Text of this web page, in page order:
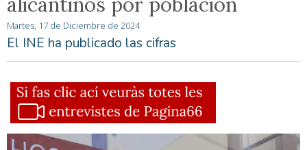
Martes, 17 de Diciembre de 2024
El INE ha publicado las cifras